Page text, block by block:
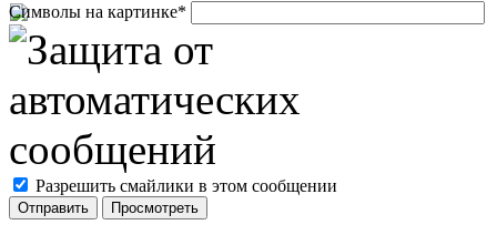
Символы на картинке*
Разрешить смайлики в этом сообщении